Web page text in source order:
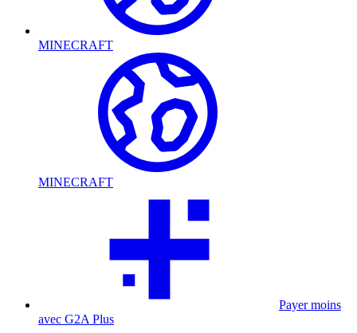
MINECRAFT
MINECRAFT
Payer moins
avec G2A Plus